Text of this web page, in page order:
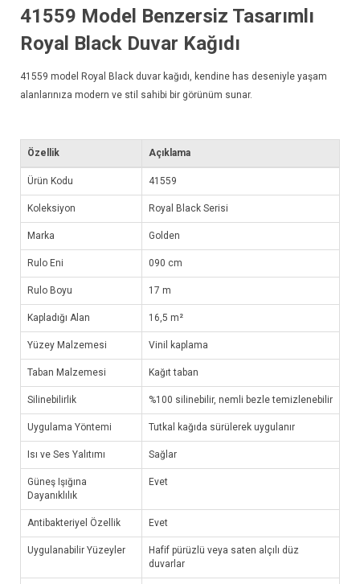
41559 Model Benzersiz Tasarımlı
Royal Black Duvar Kağıdı
41559 model Royal Black duvar kağıdı , kendine has deseniyle yaşam
alanlarınıza modern ve stil sahibi bir görünüm sunar.
Özellik Açıklama
Ürün Kodu 41559
Koleksiyon Royal Black Serisi
Marka Golden
Rulo Eni 090 cm
Rulo Boyu 17 m
Kapladığı Alan 16,5 m²
Yüzey Malzemesi Vinil kaplama
Taban Malzemesi Kağıt taban
Silinebilirlik %100 silinebilir, nemli bezle temizlenebilir
Uygulama Yöntemi Tutkal kağıda sürülerek uygulanır
Isı ve Ses Yalıtımı Sağlar
Güneş Işığına
Dayanıklılık
Evet
Antibakteriyel Özellik Evet
Uygulanabilir Yüzeyler
Hafif pürüzlü veya saten alçılı düz
duvarlar